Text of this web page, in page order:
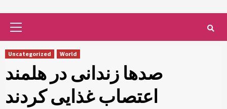
Uncategorized World
صدها زندانی در هلمند
اعتصاب غذایی کردند